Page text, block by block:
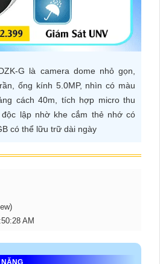
G là camera dome nhỏ gọn,
ống kính 5.0MP, nhìn có màu
cách 40m, tích hợp micro thu
lập nhờ khe cắm thẻ nhớ có
có thể lữu trữ dài ngày
AM